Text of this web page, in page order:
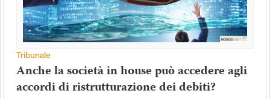
Tribunale
Anche la società in house può accedere agli
accordi di ristrutturazione dei debiti?